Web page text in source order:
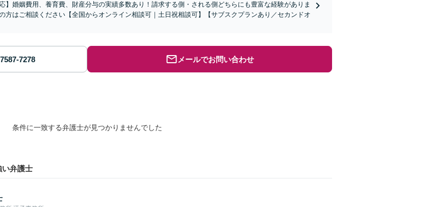
】婚姻費用、養育費、財産分与の実績多数あり！請求する側・される側どちらにも豊富な経験がありま
方はご相談ください【全国からオンライン相談可｜土日祝相談可】【サブスクプランあり／セカンドオ
メールでお問い合わせ
条件に一致する弁護士が見つかりませんでした
弁護士